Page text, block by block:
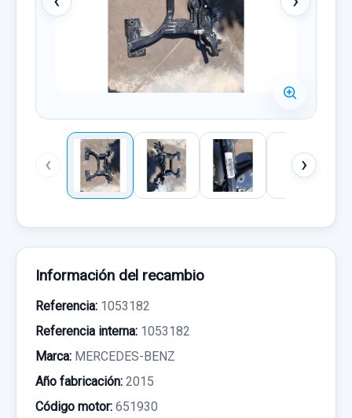
‹ ›
Información del recambio
Referencia: 1053182
Referencia interna: 1053182
Marca: MERCEDES-BENZ
Año fabricación: 2015
Código motor: 651930